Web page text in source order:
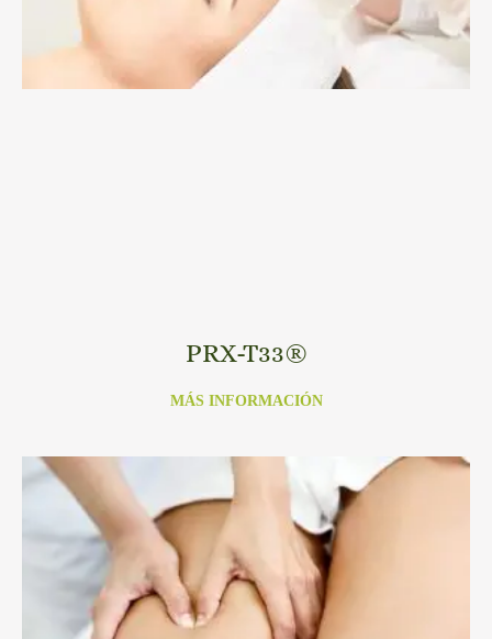
PRX-T33®
MÁS INFORMACIÓN